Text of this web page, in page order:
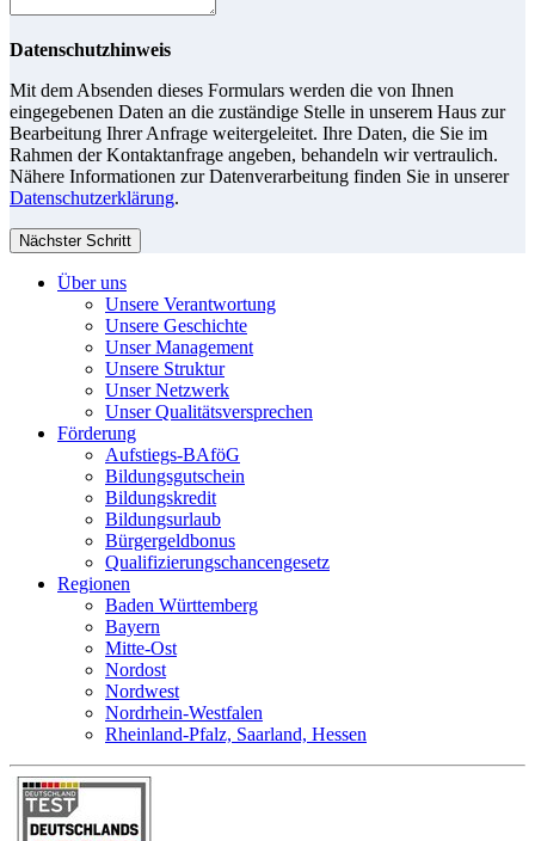
Datenschutzhinweis
Mit dem Absenden dieses Formulars werden die von Ihnen
eingegebenen Daten an die zuständige Stelle in unserem Haus zur
Bearbeitung Ihrer Anfrage weitergeleitet. Ihre Daten, die Sie im
Rahmen der Kontaktanfrage angeben, behandeln wir vertraulich.
Nähere Informationen zur Datenverarbeitung finden Sie in unserer
Datenschutzerklärung.
Nächster Schritt
Über uns
Unsere Verantwortung
Unsere Geschichte
Unser Management
Unsere Struktur
Unser Netzwerk
Unser Qualitätsversprechen
Förderung
Aufstiegs-BAföG
Bildungsgutschein
Bildungskredit
Bildungsurlaub
Bürgergeldbonus
Qualifizierungschancengesetz
Regionen
Baden Württemberg
Bayern
Mitte-Ost
Nordost
Nordwest
Nordrhein-Westfalen
Rheinland-Pfalz, Saarland, Hessen